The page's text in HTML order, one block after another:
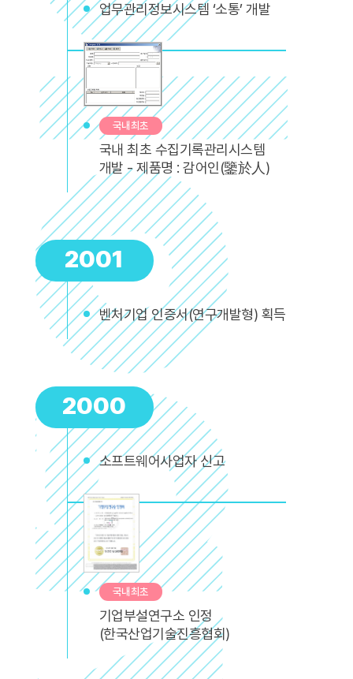
업무관리정보시스템 ‘소통’ 개발
국내최초
국내 최초 수집기록관리시스템
개발 - 제품명 : 감어인(鑒於人)
2001
벤처기업 인증서(연구개발형) 획득
2000
소프트웨어사업자 신고
국내최초
기업부설연구소 인정
(한국산업기술진흥협회)